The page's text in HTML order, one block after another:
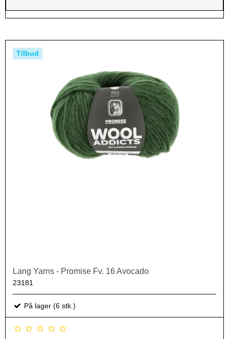
Tilbud
Lang Yarns - Promise Fv. 16 Avocado
23181
På lager (6 stk.)